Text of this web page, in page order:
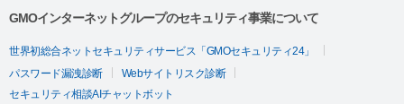
GMOインターネットグループのセキュリティ事業について
世界初総合ネットセキュリティサービス「GMOセキュリティ24」
パスワード漏洩診断
Webサイトリスク診断
セキュリティ相談AIチャットボット